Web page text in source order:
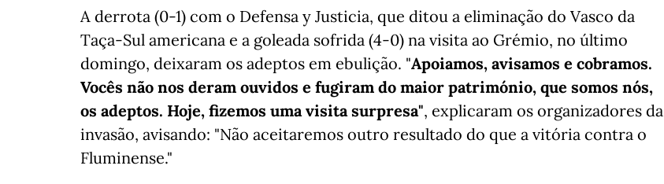
A derrota (0-1) com o Defensa y Justicia, que ditou a eliminação do Vasco da
Taça-Sul americana e a goleada sofrida (4-0) na visita ao Grémio, no último
domingo, deixaram os adeptos em ebulição. "Apoiamos, avisamos e cobramos.
Vocês não nos deram ouvidos e fugiram do maior património, que somos nós,
os adeptos. Hoje, fizemos uma visita surpresa", explicaram os organizadores da
invasão, avisando: "Não aceitaremos outro resultado do que a vitória contra o
Fluminense."